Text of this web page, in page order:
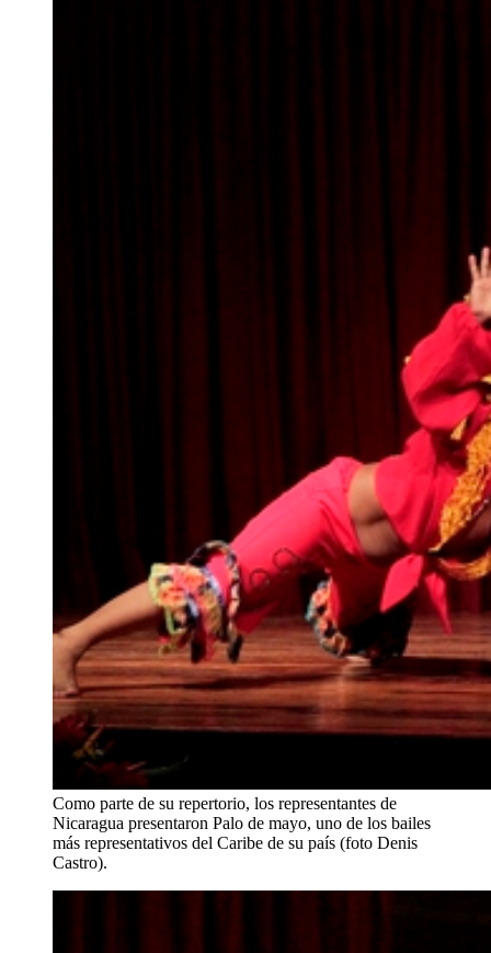
Como parte de su repertorio, los representantes de
Nicaragua presentaron Palo de mayo, uno de los bailes
más representativos del Caribe de su país (foto Denis
Castro).